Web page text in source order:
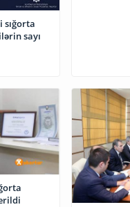
sığorta
sayı